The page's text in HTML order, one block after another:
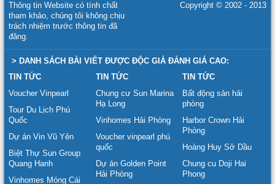
Thông tin Website có tính chất
tham khảo, chúng tôi không chịu
trách nhiệm trước thông tin đã
đăng.
Copyright © 2002 - 2013
> DANH SÁCH BÀI VIẾT ĐƯỢC ĐỘC GIẢ ĐÁNH GIÁ CAO:
TIN TỨC
Voucher Vinpearl
Tour Du Lịch Phú
Quốc
Dự án Vin Vũ Yên
Biệt Thự Sun Group
Quang Hanh
Vinhomes Móng Cái
TIN TỨC
Chung cư Sun Marina
Hạ Long
Vinhomes Hải Phòng
Voucher vinpearl phú
quốc
Dự án Golden Point
Hải Phòng
TIN TỨC
Bất động sản hải
phòng
Harbor Crown Hải
Phòng
Hoàng Huy Sở Dầu
Chung cu Doji Hai
Phong